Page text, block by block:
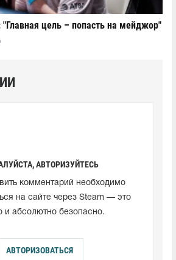
"Главная цель – попасть на мейджор"
АВТОРИЗУЙТЕСЬ
комментарий необходимо
на сайте через Steam — это
и абсолютно безопасно.
АВТОРИЗОВАТЬСЯ